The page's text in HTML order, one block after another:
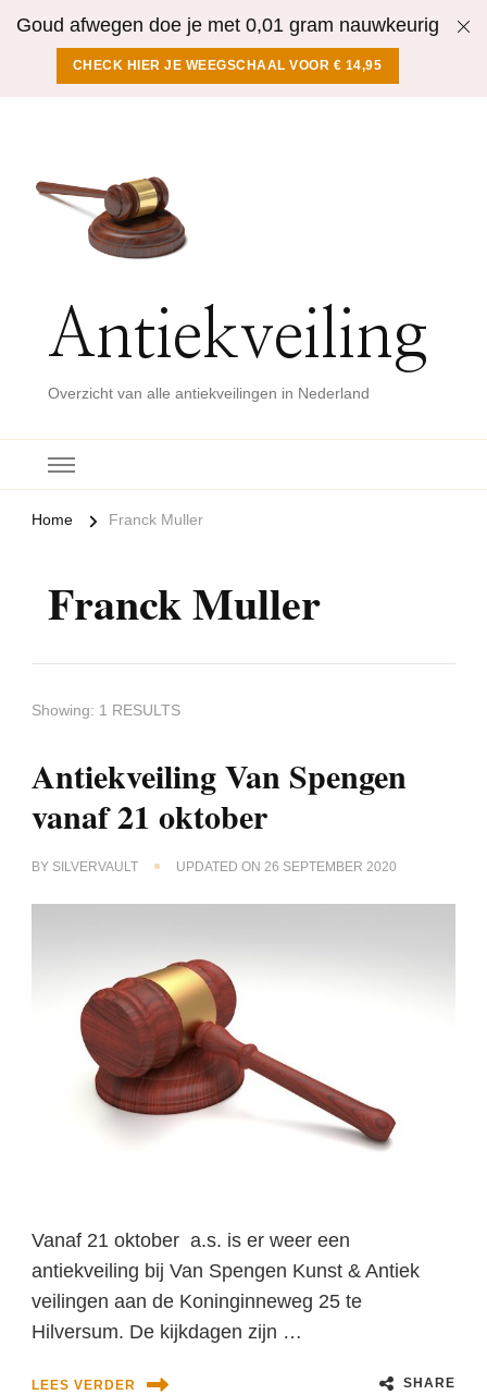
Goud afwegen doe je met 0,01 gram nauwkeurig
CHECK HIER JE WEEGSCHAAL VOOR € 14,95
Antiekveiling
Overzicht van alle antiekveilingen in Nederland
Home Franck Muller
Franck Muller
Showing: 1 RESULTS
Antiekveiling Van Spengen
vanaf 21 oktober
BY SILVERVAULT UPDATED ON 26 SEPTEMBER 2020
Vanaf 21 oktober a.s. is er weer een
antiekveiling bij Van Spengen Kunst & Antiek
veilingen aan de Koninginneweg 25 te
Hilversum. De kijkdagen zijn …
LEES VERDER SHARE